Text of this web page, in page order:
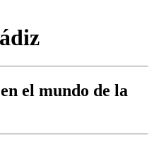
el mundo de la